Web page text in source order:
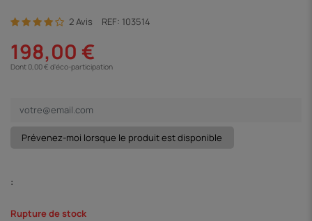
2 Avis REF: 103514
198,00 €
Dont 0,00 € d'éco-participation
:
Rupture de stock